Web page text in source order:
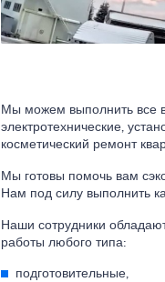
Мы можем выполнить все
электротехнические,
косметический ремонт
Мы готовы помочь вам
Нам под силу выполнить
Наши сотрудники
работы любого типа:
подготовительные,